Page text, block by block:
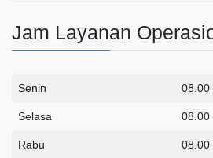
Jam Layanan
Senin 08.00
Selasa 08.00
Rabu 08.00